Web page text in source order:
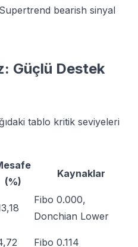
bearish sinyal
Güçlü Destek
tablo kritik seviyeleri
(%)
Kaynaklar
Fibo 0.000,
Donchian Lower
Fibo 0.114